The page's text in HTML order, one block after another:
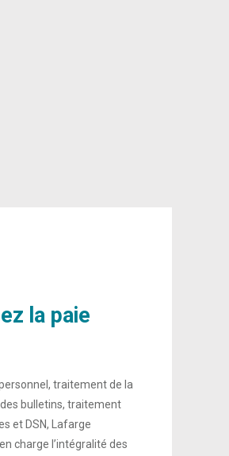
la paie
traitement de la
bulletins, traitement
et DSN, Lafarge
charge l’intégralité des